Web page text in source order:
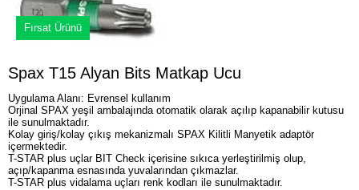
Fırsat Ürünü
Spax T15 Alyan Bits Matkap Ucu
Uygulama Alanı: Evrensel kullanım
Orjinal SPAX yeşil ambalajında otomatik olarak açılıp kapanabilir kutusu
ile sunulmaktadır.
Kolay giriş/kolay çıkış mekanizmalı SPAX Kilitli Manyetik adaptör
içermektedir.
T-STAR plus uçlar BIT Check içerisine sıkıca yerleştirilmiş olup,
açıp/kapanma esnasında yuvalarından çıkmazlar.
T-STAR plus vidalama uçları renk kodları ile sunulmaktadır.